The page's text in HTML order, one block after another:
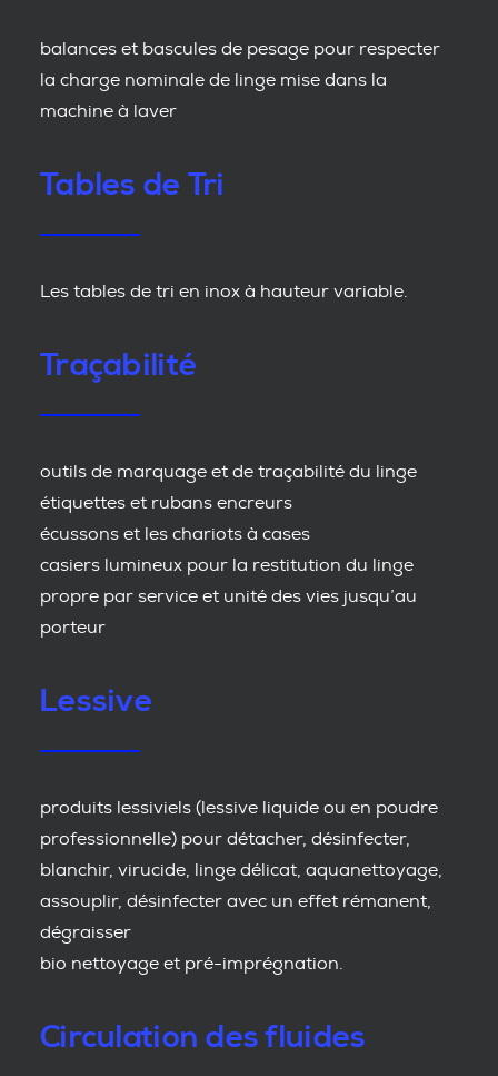
balances et bascules de pesage pour respecter
la charge nominale de linge mise dans la
machine à laver
Tables de Tri
Les tables de tri en inox à hauteur variable.
Traçabilité
outils de marquage et de traçabilité du linge
étiquettes et rubans encreurs
écussons et les chariots à cases
casiers lumineux pour la restitution du linge
propre par service et unité des vies jusqu’au
porteur
Lessive
produits lessiviels (lessive liquide ou en poudre
professionnelle) pour détacher, désinfecter,
blanchir, virucide, linge délicat, aquanettoyage,
assouplir, désinfecter avec un effet rémanent,
dégraisser
bio nettoyage et pré-imprégnation.
Circulation des fluides